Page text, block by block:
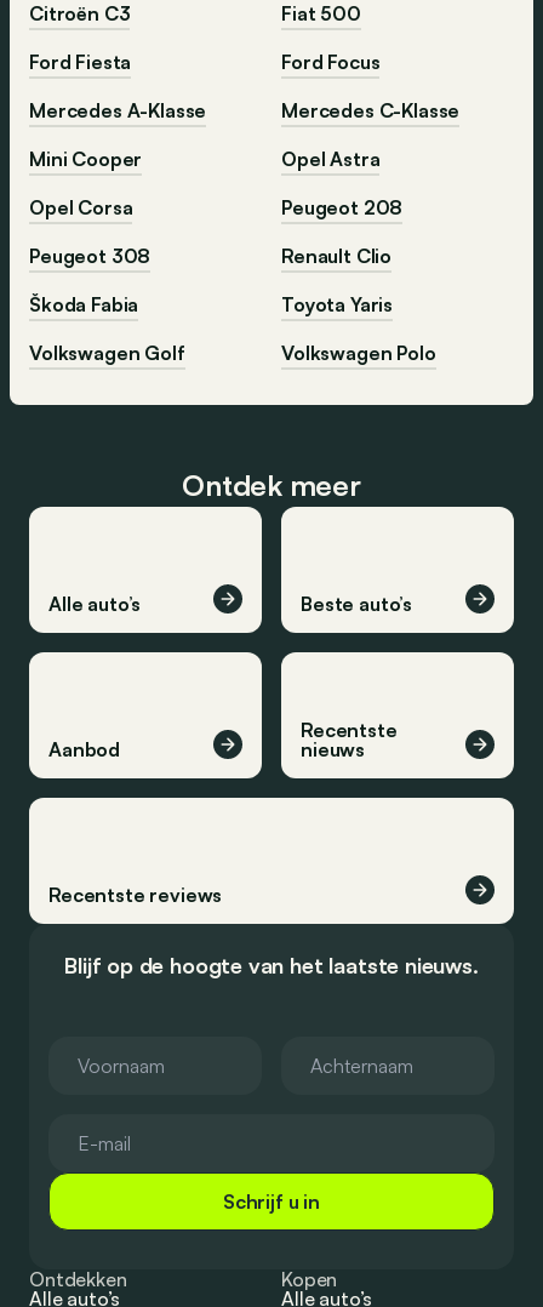
Citroën C3
Fiat 500
Ford Fiesta
Ford Focus
Mercedes A-Klasse
Mercedes C-Klasse
Mini Cooper
Opel Astra
Opel Corsa
Peugeot 208
Peugeot 308
Renault Clio
Škoda Fabia
Toyota Yaris
Volkswagen Golf
Volkswagen Polo
Ontdek meer
Alle auto’s Beste auto’s
Aanbod
Recentste
nieuws
Recentste reviews
Blijf op de hoogte van het laatste nieuws.
Schrijf u in
Ontdekken
Alle auto’s
Kopen
Alle auto’s